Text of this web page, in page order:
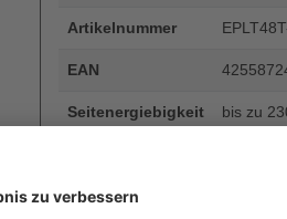
Artikelnummer
EAN
Seitenergiebigkeit bis zu
HP 32A